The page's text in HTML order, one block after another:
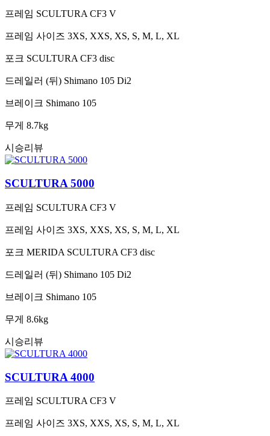
프레임 SCULTURA CF3 V
프레임 사이즈 3XS, XXS, XS, S, M, L, XL
포크 SCULTURA CF3 disc
드레일러 (뒤) Shimano 105 Di2
브레이크 Shimano 105
무게 8.7kg
시승리뷰
SCULTURA 5000
프레임 SCULTURA CF3 V
프레임 사이즈 3XS, XXS, XS, S, M, L, XL
포크 MERIDA SCULTURA CF3 disc
드레일러 (뒤) Shimano 105 Di2
브레이크 Shimano 105
무게 8.6kg
시승리뷰
SCULTURA 4000
프레임 SCULTURA CF3 V
프레임 사이즈 3XS, XXS, XS, S, M, L, XL